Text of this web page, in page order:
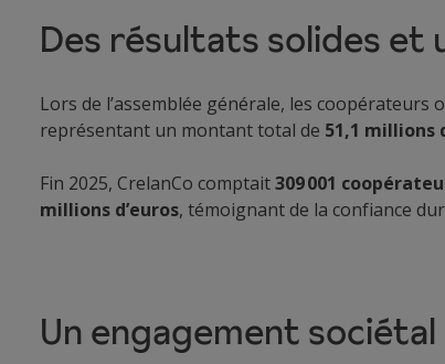
Des résultats solides et
Lors de l’assemblée générale, les coopérateurs
représentant un montant total de 51,1 millions
Fin 2025, CrelanCo comptait309 001
millions d’euros, témoignant de la confiance
Un engagement